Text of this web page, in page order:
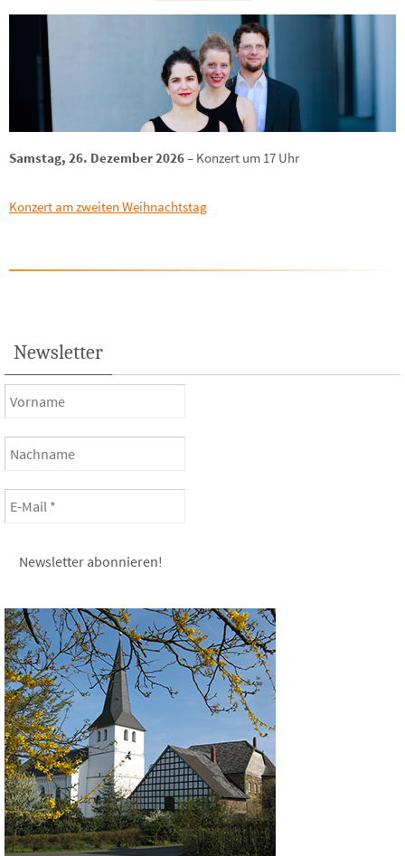
Samstag, 26. Dezember 2026– Konzert um 17 Uhr
Konzert am zweiten Weihnachtstag
Newsletter